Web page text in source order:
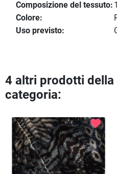
Composizione del tessuto:
Colore:
Uso previsto:
4 altri prodotti della
categoria:
favorite